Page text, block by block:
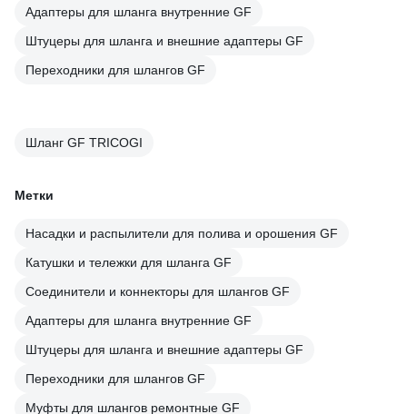
Адаптеры для шланга внутренние GF
Штуцеры для шланга и внешние адаптеры GF
Переходники для шлангов GF
Шланг GF TRICOGI
Метки
Насадки и распылители для полива и орошения GF
Катушки и тележки для шланга GF
Соединители и коннекторы для шлангов GF
Адаптеры для шланга внутренние GF
Штуцеры для шланга и внешние адаптеры GF
Переходники для шлангов GF
Муфты для шлангов ремонтные GF